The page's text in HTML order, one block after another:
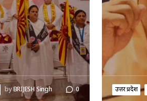
byBRIJESH Singh 0 उत्तर प्रदेश